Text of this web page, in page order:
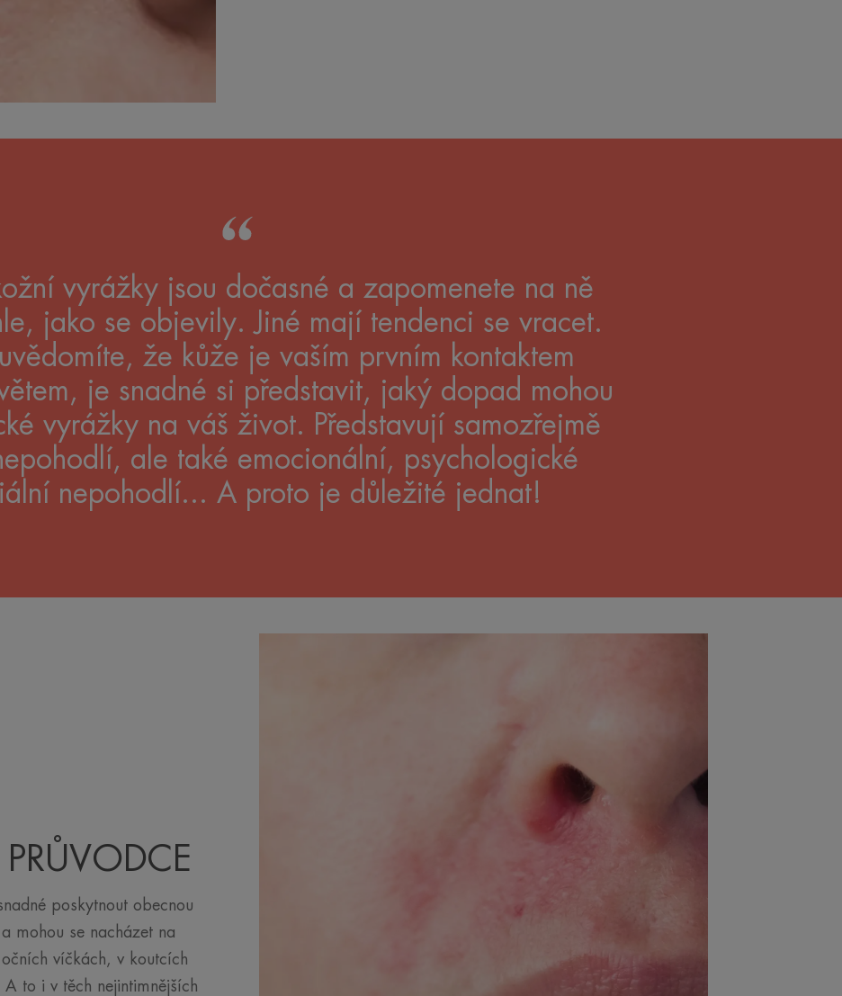
vyrážky jsou dočasné a zapomenete na ně
jako se objevily. Jiné mají tendenci se vracet.
že kůže je vaším prvním kontaktem
je snadné si představit, jaký dopad mohou
vyrážky na váš život. Představují samozřejmě
ale také emocionální, psychologické
nepohodlí... A proto je důležité jednat!
poskytnout obecnou
mohou se nacházet na
víčkách, v koutcích
to i v těch nejintimnějších